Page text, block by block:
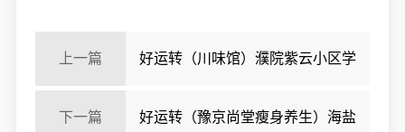
上一篇 好运转（川味馆）濮院紫云小区学
校对面餐饮店急转2.2万
下一篇 好运转（豫京尚堂瘦身养生）海盐